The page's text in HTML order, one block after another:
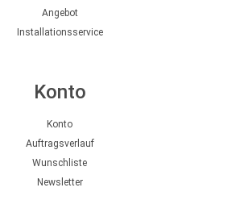
Angebot
Installationsservice
Konto
Konto
Auftragsverlauf
Wunschliste
Newsletter